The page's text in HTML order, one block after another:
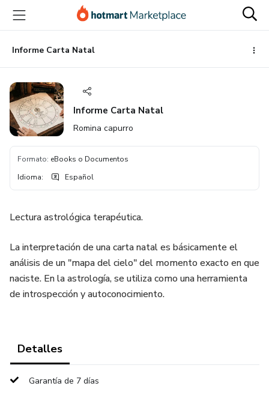
principal
página
de
página
Informe Carta Natal
Informe Carta Natal
Romina capurro
Formato: eBooks o Documentos
Idioma: Español
Lectura astrológica terapéutica.
La interpretación de una carta natal es básicamente el
análisis de un "mapa del cielo" del momento exacto en que
naciste. En la astrología, se utiliza como una herramienta
de introspección y autoconocimiento.
Detalles
Garantía de 7 días